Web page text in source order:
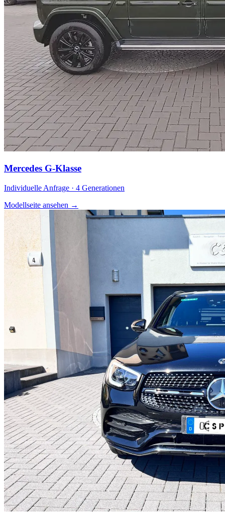
Mercedes G-Klasse
Individuelle Anfrage · 4 Generationen
Modellseite ansehen →